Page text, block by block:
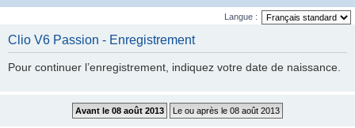
e
h
Langue :
Clio V6 Passion - Enregistrement
Pour continuer l’enregistrement, indiquez votre date de naissance.